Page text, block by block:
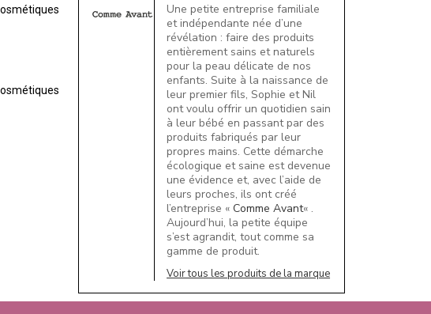
Une petite entreprise familiale
et indépendante née d’une
révélation : faire des produits
entièrement sains et naturels
pour la peau délicate de nos
enfants. Suite à la naissance de
leur premier fils, Sophie et Nil
ont voulu offrir un quotidien sain
à leur bébé en passant par des
produits fabriqués par leur
propres mains. Cette démarche
écologique et saine est devenue
une évidence et, avec l’aide de
leurs proches, ils ont créé
l’entreprise «Comme Avant« .
Aujourd’hui, la petite équipe
s’est agrandit, tout comme sa
gamme de produit.
Voir tous les produits de la marque